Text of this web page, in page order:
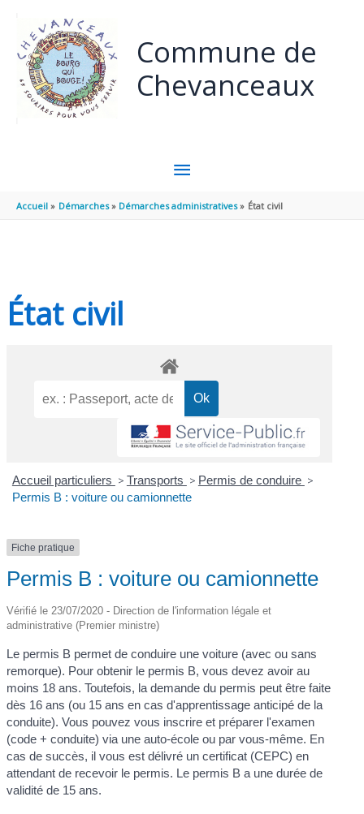
Commune de
Chevanceaux
MENU
PRINCIPAL
Accueil Démarches Démarches administratives État civil
État civil
Accueil particuliers > Transports > Permis de conduire >
Permis B : voiture ou camionnette
Fiche pratique
Permis B : voiture ou camionnette
Vérifié le 23/07/2020 - Direction de l'information légale et
administrative (Premier ministre)
Le permis B permet de conduire une voiture (avec ou sans
remorque). Pour obtenir le permis B, vous devez avoir au
moins 18 ans. Toutefois, la demande du permis peut être faite
dès 16 ans (ou 15 ans en cas d'apprentissage anticipé de la
conduite). Vous pouvez vous inscrire et préparer l'examen
(code + conduite) via une auto-école ou par vous-même. En
cas de succès, il vous est délivré un certificat (CEPC) en
attendant de recevoir le permis. Le permis B a une durée de
validité de 15 ans.